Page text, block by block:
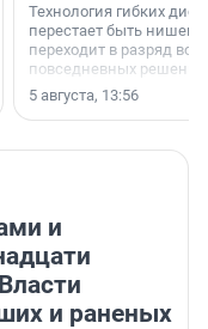
Технология гибких
перестает быть
переходит в разряд
повседневных
5 августа, 13:56
и
и раненых